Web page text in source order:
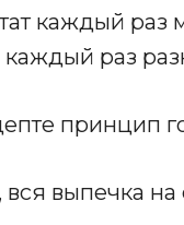
каждый раз
раз
принцип
вся выпечка